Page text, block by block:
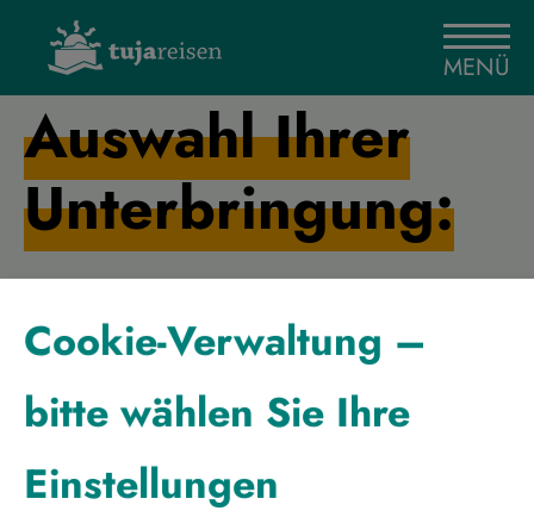
MENÜ
Auswahl Ihrer
Unterbringung:
Reise:
Schwedisch
3 Kulturen
in ihrer
Cookie-Verwaltung –
bitte wählen Sie Ihre
Einstellungen